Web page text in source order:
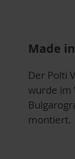
Made
Der Polti
wurde im
montiert.